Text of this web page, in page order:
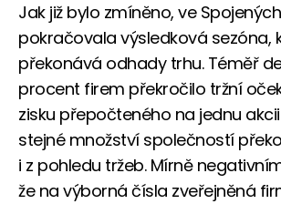
Jak již bylo zmíněno, ve
pokračovala výsledková sezóna,
překonává odhady trhu. Téměř
procent firem překročilo tržní
zisku přepočteného na jednu
stejné množství společností
i z pohledu tržeb. Mírně
že na výborná čísla zveřejněná